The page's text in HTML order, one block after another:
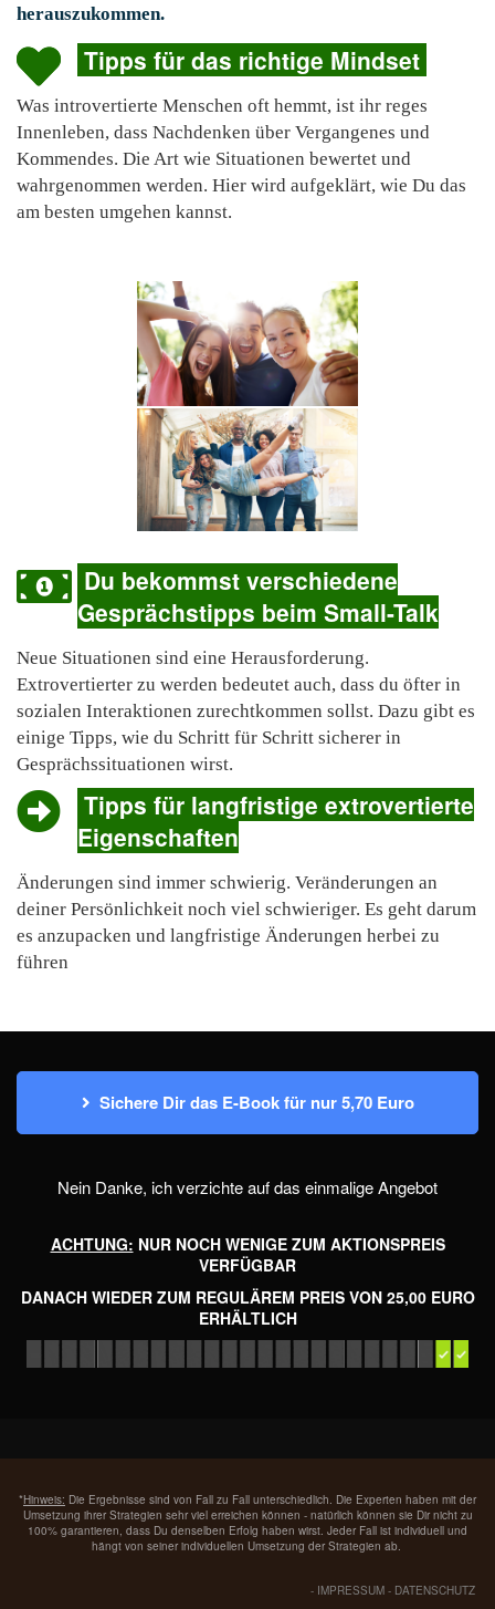
herauszukommen.
Tipps für das richtige Mindset
Was introvertierte Menschen oft hemmt, ist ihr reges
Innenleben, dass Nachdenken über Vergangenes und
Kommendes. Die Art wie Situationen bewertet und
wahrgenommen werden. Hier wird aufgeklärt, wie Du das
am besten umgehen kannst.
Du bekommst verschiedene
Gesprächstipps beim Small-Talk
Neue Situationen sind eine Herausforderung.
Extrovertierter zu werden bedeutet auch, dass du öfter in
sozialen Interaktionen zurechtkommen sollst. Dazu gibt es
einige Tipps, wie du Schritt für Schritt sicherer in
Gesprächssituationen wirst.
Tipps für langfristige extrovertierte
Eigenschaften
Änderungen sind immer schwierig. Veränderungen an
deiner Persönlichkeit noch viel schwieriger. Es geht darum
es anzupacken und langfristige Änderungen herbei zu
führen
Sichere Dir das E-Book für nur 5,70 Euro
Nein Danke, ich verzichte auf das einmalige Angebot
ACHTUNG: NUR NOCH WENIGE ZUM AKTIONSPREIS
VERFÜGBAR
DANACH WIEDER ZUM REGULÄREM PREIS VON 25,00 EURO
ERHÄLTLICH
*Hinweis: Die Ergebnisse sind von Fall zu Fall unterschiedlich. Die Experten haben mit der
Umsetzung ihrer Strategien sehr viel erreichen können - natürlich können sie Dir nicht zu
100% garantieren, dass Du denselben Erfolg haben wirst. Jeder Fall ist individuell und
hängt von seiner individuellen Umsetzung der Strategien ab.
- IMPRESSUM - DATENSCHUTZ